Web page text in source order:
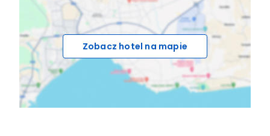
Zobacz hotel na mapie